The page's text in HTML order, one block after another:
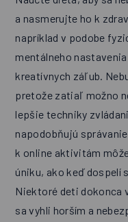
a nasmerujte ho k
napríklad v podobe
mentálneho
kreatívnych záľub.
pretože zatiaľ možno
lepšie techniky
napodobňujú
k online aktivitám
úniku, ako keď dospelí
Niektoré deti dokonca
sa vyhli horším a